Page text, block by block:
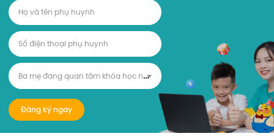
B
a mẹ đang quan tâm khóa học nào?
Đăng ký ngay